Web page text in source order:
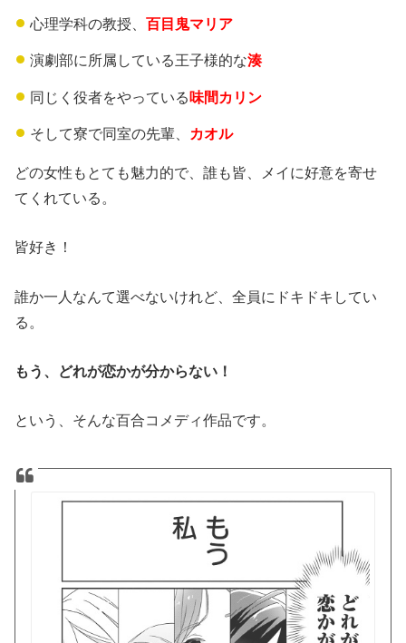
心理学科の教授、 百目鬼マリア
演劇部に所属している王子様的な湊
同じく役者をやっている味間カリン
そして寮で同室の先輩、 カオル
どの女性もとても魅力的で、誰も皆、メイに好意を寄せ
てくれている。
皆好き！
誰か一人なんて選べないけれど、全員にドキドキしてい
る。
もう、どれが恋かが分からない！
という、そんな百合コメディ作品です。